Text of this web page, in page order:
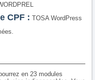
INSCRIPTION
CPF : TOSA WordPress
en 23 modules